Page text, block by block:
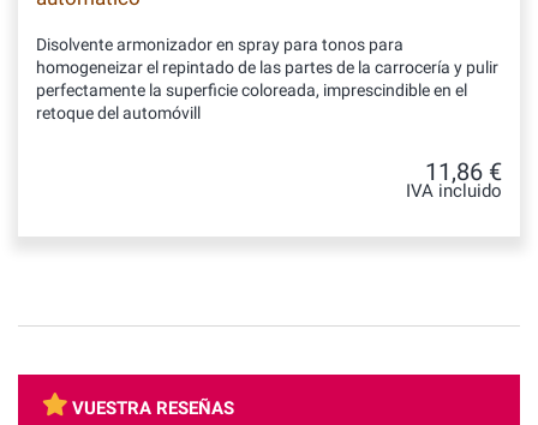
Disolvente armonizador en spray para tonos para
homogeneizar el repintado de las partes de la carrocería y pulir
perfectamente la superficie coloreada, imprescindible en el
retoque del automóvill
11,86 €
IVA incluido
VUESTRA RESEÑAS